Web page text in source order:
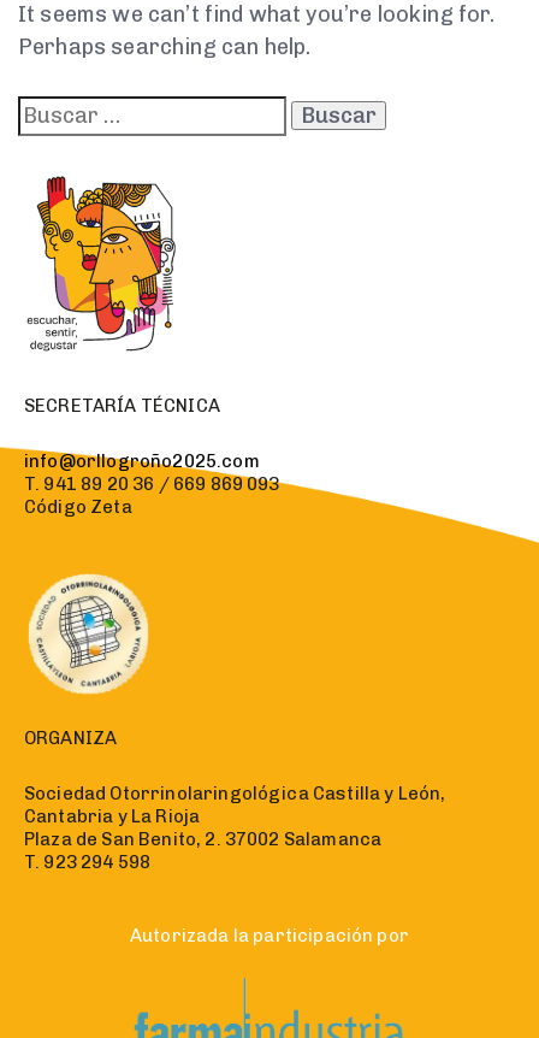
It seems we can’t find what you’re looking for.
Perhaps searching can help.
SECRETARÍA TÉCNICA
info@orllogroño2025.com
T. 941 89 20 36 / 669 869 093
Código Zeta
ORGANIZA
Sociedad Otorrinolaringológica Castilla y León,
Cantabria y La Rioja
Plaza de San Benito, 2. 37002 Salamanca
T. 923 294 598
Autorizada la participación por